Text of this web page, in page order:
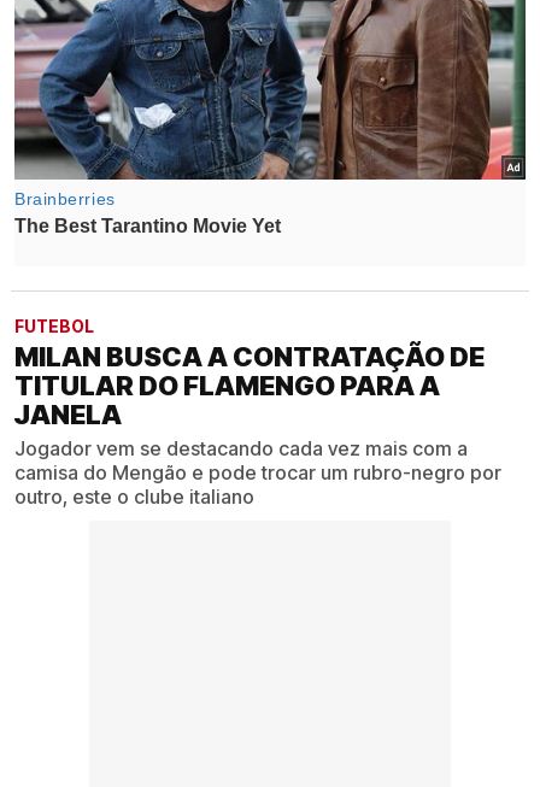
FUTEBOL
MILAN BUSCA A CONTRATAÇÃO DE
TITULAR DO FLAMENGO PARA A
JANELA
Jogador vem se destacando cada vez mais com a
camisa do Mengão e pode trocar um rubro-negro por
outro, este o clube italiano